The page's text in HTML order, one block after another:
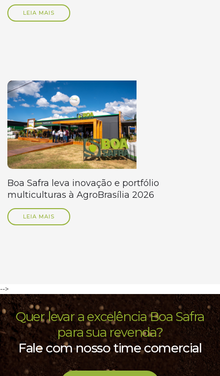
LEIA MAIS
Boa Safra leva inovação e portfólio
multiculturas à AgroBrasília 2026
LEIA MAIS
-->
Quer levar a excelência Boa Safra
para sua revenda?
Fale com nosso time comercial